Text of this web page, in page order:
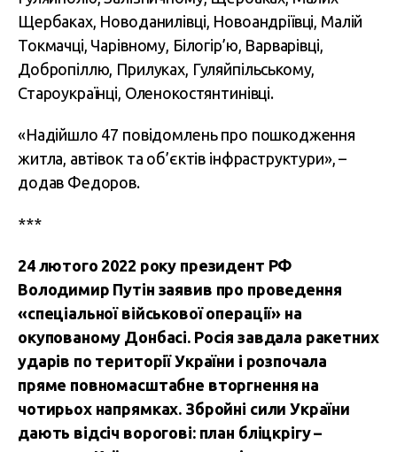
Щербаках, Новоданилівці, Новоандріївці, Малій
Токмачці, Чарівному, Білогір’ю, Варварівці,
Добропіллю, Прилуках, Гуляйпільському,
Староукраїнці, Оленокостянтинівці.
«Надійшло 47 повідомлень про пошкодження
житла, автівок та об’єктів інфраструктури», –
додав Федоров.
***
24 лютого 2022 року президент РФ
Володимир Путін заявив про проведення
«спеціальної військової операції» на
окупованому Донбасі. Росія завдала ракетних
ударів по території України і розпочала
пряме повномасштабне вторгнення на
чотирьох напрямках. Збройні сили України
дають відсіч ворогові: план бліцкрігу –